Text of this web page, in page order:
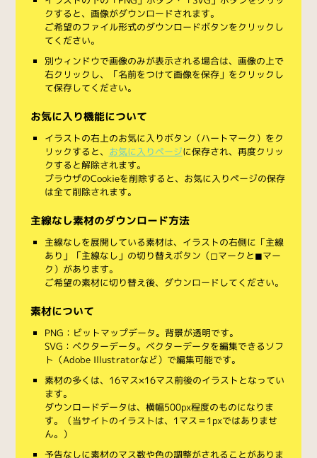
クすると、画像がダウンロードされます。
ご希望のファイル形式のダウンロードボタンをクリックし
てください。
別ウィンドウで画像のみが表示される場合は、画像の上で
右クリックし、「名前をつけて画像を保存」をクリックし
て保存してください。
お気に入り機能について
イラストの右上のお気に入りボタン（ハートマーク）をク
リックすると、 お気に入りページに保存され、再度クリッ
クすると解除されます。
ブラウザのCookieを削除すると、お気に入りページの保存
は全て削除されます。
主線なし素材のダウンロード方法
主線なしを展開している素材は、イラストの右側に「主線
あり」「主線なし」の切り替えボタン（◻︎マークと◼︎マー
ク）があります。
ご希望の素材に切り替え後、ダウンロードしてください。
素材について
PNG：ビットマップデータ。背景が透明です。
SVG：ベクターデータ。ベクターデータを編集できるソフ
ト（Adobe Illustratorなど）で編集可能です。
素材の多くは、16マス×16マス前後のイラストとなってい
ます。
ダウンロードデータは、横幅500px程度のものになりま
す。（当サイトのイラストは、1マス＝1pxではありませ
ん。）
予告なしに素材のマス数や色の調整がされることがありま